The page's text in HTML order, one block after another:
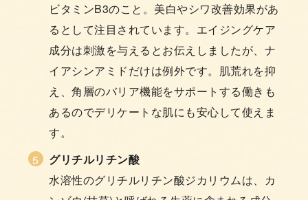
ビタミンB3のこと。美白やシワ改善効果があ
るとして注目されています。エイジングケア
成分は刺激を与えるとお伝えしましたが、ナ
イアシンアミドだけは例外です。肌荒れを抑
え、角層のバリア機能をサポートする働きも
あるのでデリケートな肌にも安心して使えま
す。
グリチルリチン酸
水溶性のグリチルリチン酸ジカリウムは、カ